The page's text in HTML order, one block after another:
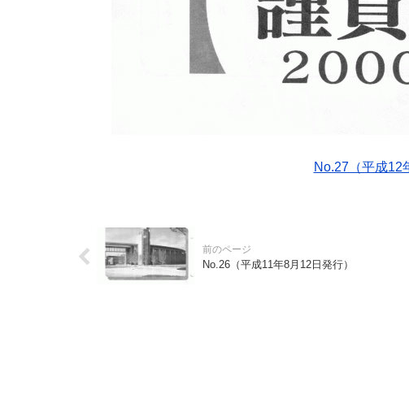
No.27（平成12
No.26（平成11年8月12日発行）